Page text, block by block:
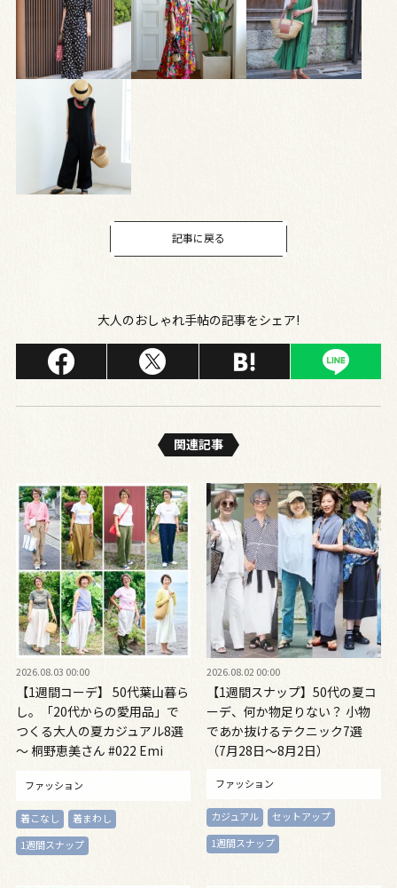
記事に戻る
大人のおしゃれ手帖の記事をシェア!
関連記事
2026.08.03 00:00
【1週間コーデ】 50代葉山暮ら
し。「20代からの愛用品」で
つくる大人の夏カジュアル8選
～ 桐野恵美さん #022 Emi
ファッション
着こなし
着まわし
1週間スナップ
2026.08.02 00:00
【1週間スナップ】50代の夏コ
ーデ、何か物足りない？ 小物
であか抜けるテクニック7選
（7月28日～8月2日）
ファッション
カジュアル
セットアップ
1週間スナップ